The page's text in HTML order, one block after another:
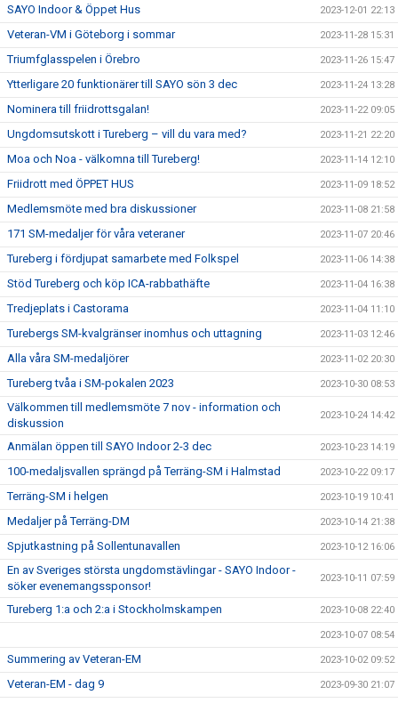
SAYO Indoor & Öppet Hus 2023-12-01 22:13
Veteran-VM i Göteborg i sommar 2023-11-28 15:31
Triumfglasspelen i Örebro 2023-11-26 15:47
Ytterligare 20 funktionärer till SAYO sön 3 dec 2023-11-24 13:28
Nominera till friidrottsgalan! 2023-11-22 09:05
Ungdomsutskott i Tureberg – vill du vara med? 2023-11-21 22:20
Moa och Noa - välkomna till Tureberg! 2023-11-14 12:10
Friidrott med ÖPPET HUS 2023-11-09 18:52
Medlemsmöte med bra diskussioner 2023-11-08 21:58
171 SM-medaljer för våra veteraner 2023-11-07 20:46
Tureberg i fördjupat samarbete med Folkspel 2023-11-06 14:38
Stöd Tureberg och köp ICA-rabbathäfte 2023-11-04 16:38
Tredjeplats i Castorama 2023-11-04 11:10
Turebergs SM-kvalgränser inomhus och uttagning 2023-11-03 12:46
Alla våra SM-medaljörer 2023-11-02 20:30
Tureberg tvåa i SM-pokalen 2023 2023-10-30 08:53
Välkommen till medlemsmöte 7 nov - information och
diskussion
2023-10-24 14:42
Anmälan öppen till SAYO Indoor 2-3 dec 2023-10-23 14:19
100-medaljsvallen sprängd på Terräng-SM i Halmstad 2023-10-22 09:17
Terräng-SM i helgen 2023-10-19 10:41
Medaljer på Terräng-DM 2023-10-14 21:38
Spjutkastning på Sollentunavallen 2023-10-12 16:06
En av Sveriges största ungdomstävlingar - SAYO Indoor -
söker evenemangssponsor!
2023-10-11 07:59
Tureberg 1:a och 2:a i Stockholmskampen 2023-10-08 22:40
2023-10-07 08:54
Summering av Veteran-EM 2023-10-02 09:52
Veteran-EM - dag 9 2023-09-30 21:07